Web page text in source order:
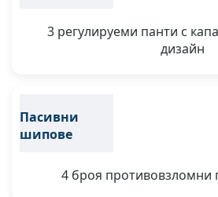
3 регулируеми панти с
дизайн
Пасивни
шипове
4 броя противовзломни